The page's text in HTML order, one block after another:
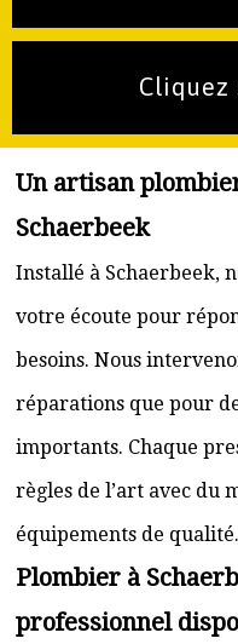
Cliquez
Un artisan
Schaerbeek
Installé à Schaerbeek,
votre écoute pour
besoins. Nous
réparations que pour
importants. Chaque
règles de l’art avec du
équipements de qualité.
Plombier à
professionnel